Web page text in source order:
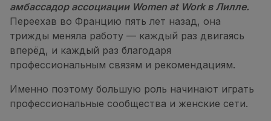
амбассадор ассоциации Women at Work в Лилле.
Переехав во Францию пять лет назад, она
трижды меняла работу — каждый раз двигаясь
вперёд, и каждый раз благодаря
профессиональным связям и рекомендациям.
Именно поэтому большую роль начинают играть
профессиональные сообщества и женские сети.